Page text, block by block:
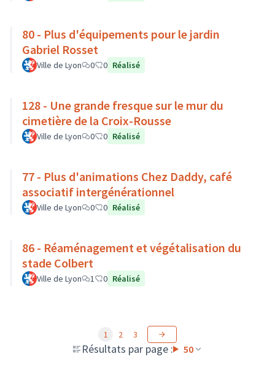
80 - Plus d'équipements pour le jardin
Gabriel Rosset
Ville de Lyon 0 0 Réalisé
128 - Une grande fresque sur le mur du
cimetière de la Croix-Rousse
Ville de Lyon 0 0 Réalisé
77 - Plus d'animations Chez Daddy, café
associatif intergénérationnel
Ville de Lyon 0 0 Réalisé
86 - Réaménagement et végétalisation du
stade Colbert
Ville de Lyon 1 0 Réalisé
Résultats par page : 50
1 2 3